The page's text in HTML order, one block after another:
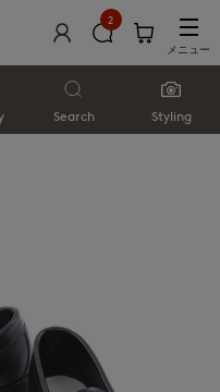
2
メニュー
Search Styling